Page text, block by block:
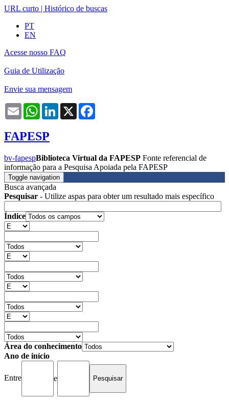
URL curto | Histórico de buscas
PT
EN
Acesse nosso FAQ
Guia de Utilização
Envie sua mensagem
Email WhatsAppLinkedIn
X
FAPESP
bv-fapespBiblioteca Virtual da FAPESP Fonte referencial de
informação para a Pesquisa Apoiada pela FAPESP
Toggle navigation
Busca avançada
Pesquisar - Utilize aspas para obter um resultado mais específico
Índice
Área do conhecimento
Ano de início
Entre e